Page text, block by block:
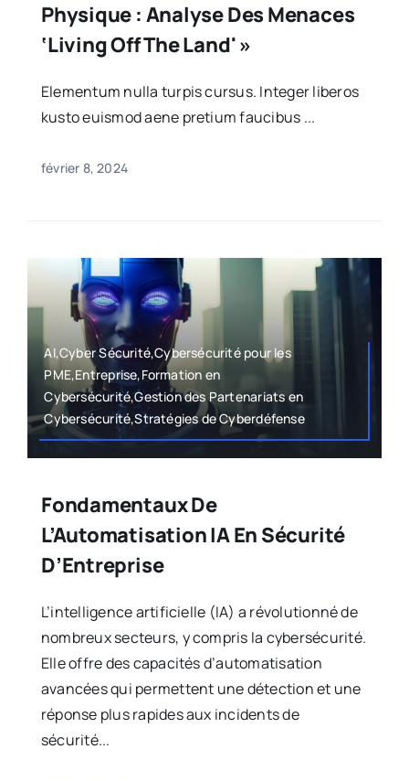
Physique : Analyse Des Menaces
‘Living Off The Land' »
Elementum nulla turpis cursus. Integer liberos
kusto euismod aene pretium faucibus ...
février 8, 2024
AI,Cyber Sécurité,Cybersécurité pour les
PME,Entreprise,Formation en
Cybersécurité,Gestion des Partenariats en
Cybersécurité,Stratégies de Cyberdéfense
Fondamentaux De
L’Automatisation IA En Sécurité
D’Entreprise
L’intelligence artificielle (IA) a révolutionné de
nombreux secteurs, y compris la cybersécurité.
Elle offre des capacités d’automatisation
avancées qui permettent une détection et une
réponse plus rapides aux incidents de
sécurité...